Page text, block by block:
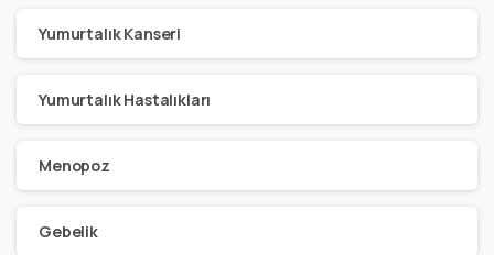
Yumurtalık Kanseri
Yumurtalık Hastalıkları
Menopoz
Gebelik